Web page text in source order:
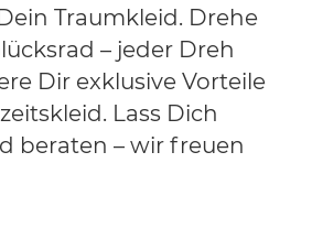
Traumkleid. Drehe
– jeder Dreh
Dir exklusive Vorteile
Lass Dich
beraten – wir freuen